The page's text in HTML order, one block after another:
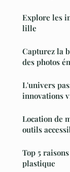
Explore les
lille
Capturez la
des photos
L'univers
innovations
Location de
outils
Top 5
plastique